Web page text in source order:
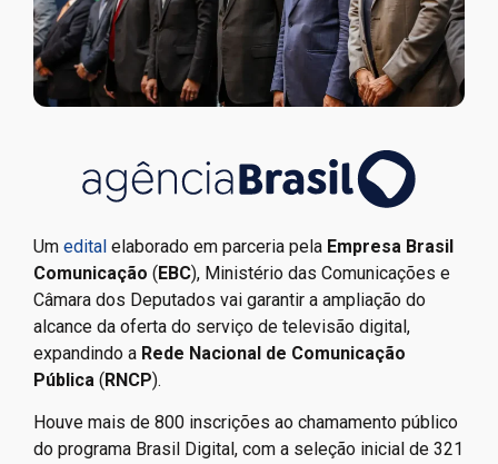
Um edital elaborado em parceria pela Empresa Brasil
Comunicação (EBC), Ministério das Comunicações e
Câmara dos Deputados vai garantir a ampliação do
alcance da oferta do serviço de televisão digital,
expandindo a Rede Nacional de Comunicação
Pública (RNCP).
Houve mais de 800 inscrições ao chamamento público
do programa Brasil Digital, com a seleção inicial de 321